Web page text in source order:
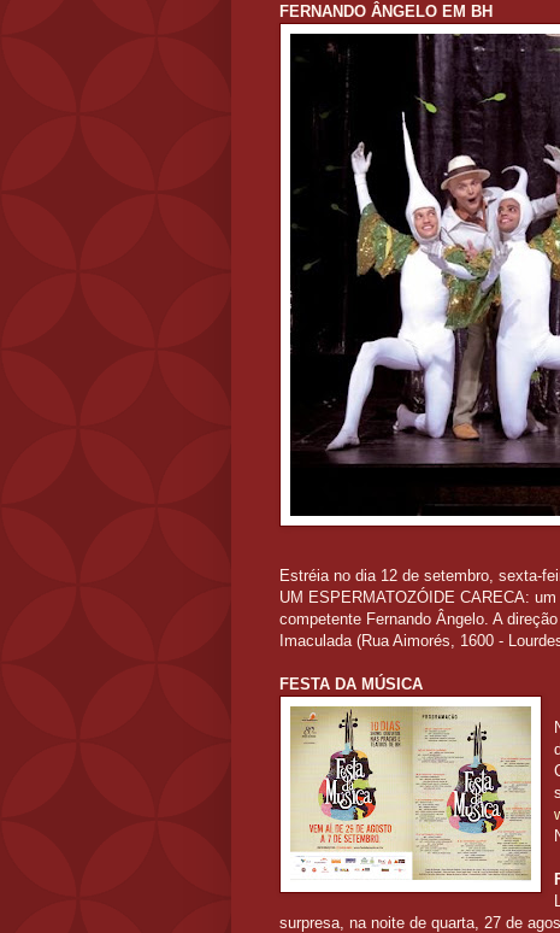
FERNANDO ÂNGELO EM BH
Estréia no dia 12 de setembro, sexta-
UM ESPERMATOZÓIDE CARECA:
competente Fernando Ângelo. A
Imaculada (Rua Aimorés, 1600 -
FESTA DA MÚSICA
surpresa, na noite de quarta, 27 de